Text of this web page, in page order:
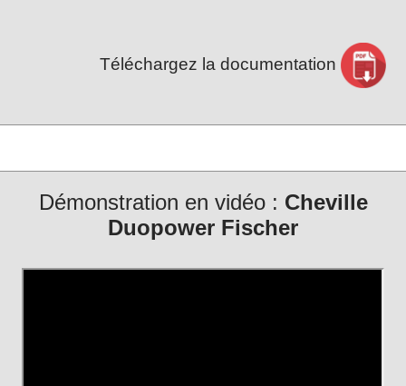
Téléchargez la documentation
Démonstration en vidéo : Cheville
Duopower Fischer